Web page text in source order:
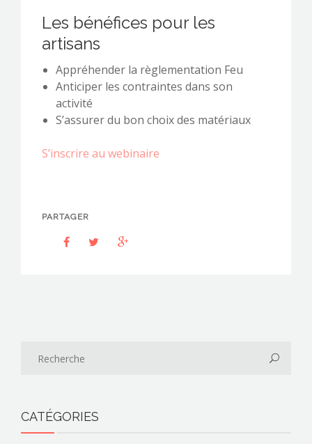
Les bénéfices pour les
artisans
Appréhender la règlementation Feu
Anticiper les contraintes dans son
activité
S’assurer du bon choix des matériaux
S’inscrire au webinaire
PARTAGER
CATÉGORIES